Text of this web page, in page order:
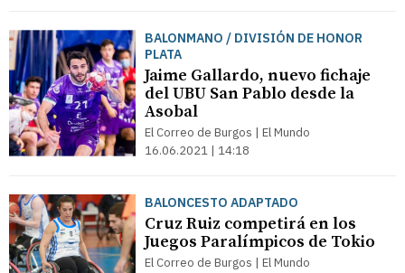
BALONMANO / DIVISIÓN DE HONOR
PLATA
Jaime Gallardo, nuevo fichaje
del UBU San Pablo desde la
Asobal
El Correo de Burgos | El Mundo
16.06.2021 | 14:18
BALONCESTO ADAPTADO
Cruz Ruiz competirá en los
Juegos Paralímpicos de Tokio
El Correo de Burgos | El Mundo